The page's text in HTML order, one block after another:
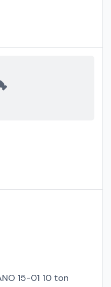
15-01 10 ton